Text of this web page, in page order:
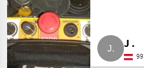
J .